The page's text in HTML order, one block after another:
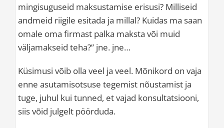
mingisuguseid maksustamise erisusi? Milliseid
andmeid riigile esitada ja millal? Kuidas ma saan
omale oma firmast palka maksta või muid
väljamakseid teha?” jne. jne…
Küsimusi võib olla veel ja veel. Mõnikord on vaja
enne asutamisotsuse tegemist nõustamist ja
tuge, juhul kui tunned, et vajad konsultatsiooni,
siis võid julgelt pöörduda.